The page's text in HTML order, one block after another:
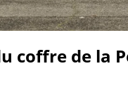
coffre de la